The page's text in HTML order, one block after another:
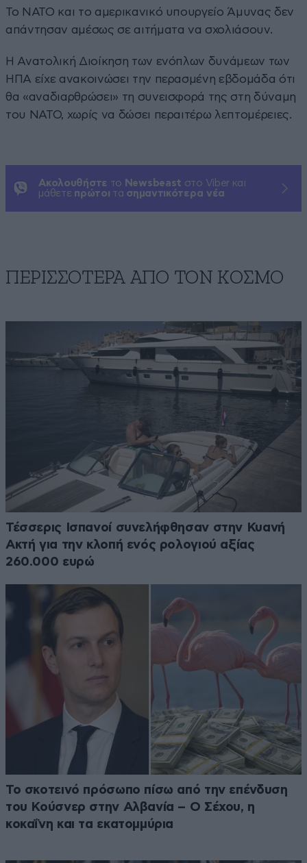
Το ΝΑΤΟ και το αμερικανικό υπουργείο Άμυνας δεν
απάντησαν αμέσως σε αιτήματα να σχολιάσουν.
Η Ανατολική Διοίκηση των ενόπλων δυνάμεων των
ΗΠΑ είχε ανακοινώσει την περασμένη εβδομάδα ότι
θα «αναδιαρθρώσει» τη συνεισφορά της στη δύναμη
του ΝΑΤΟ, χωρίς να δώσει περαιτέρω λεπτομέρειες.
Ακολουθήστε το Newsbeast στο Viber και
μάθετε πρώτοι τα σημαντικότερα νέα
ΠΕΡΙΣΣΟΤΕΡΑ ΑΠΟ ΤΟΝ ΚΟΣΜΟ
Τέσσερις Ισπανοί συνελήφθησαν στην Κυανή
Ακτή για την κλοπή ενός ρολογιού αξίας
260.000 ευρώ
Το σκοτεινό πρόσωπο πίσω από την επένδυση
του Κούσνερ στην Αλβανία – Ο Σέχου, η
κοκαΐνη και τα εκατομμύρια